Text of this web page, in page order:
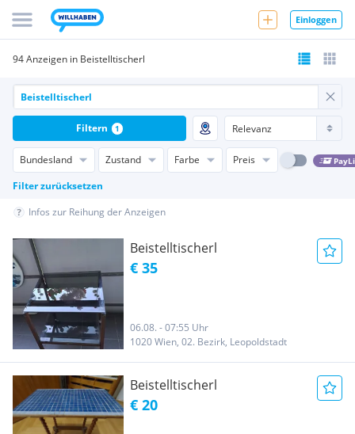
Einloggen
94 Anzeigen in Beistelltischerl
Bundesland Zustand Farbe Preis
Filter zurücksetzen
Filtern 1
Infos zur Reihung der Anzeigen
Beistelltischerl
€ 35
06.08. - 07:55 Uhr
1020 Wien, 02. Bezirk, Leopoldstadt
Beistelltischerl
€ 20